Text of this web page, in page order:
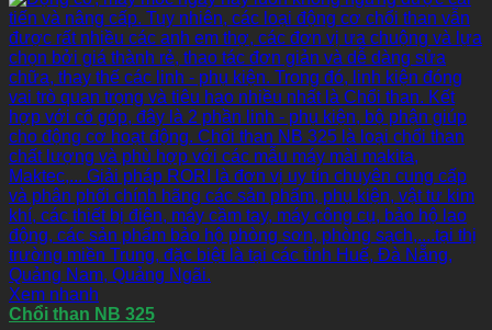
Xem nhanh
Chổi than NB 325